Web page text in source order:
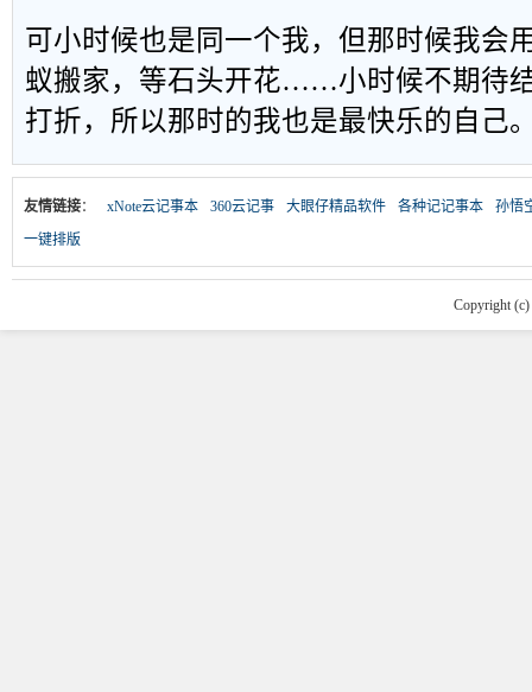
可小时候也是同一个我，但那时候我会
蚁搬家，等石头开花……小时候不期待
打折，所以那时的我也是最快乐的自己
友情链接： xNote云记事本 360云记事 大眼仔精品软件 各种记记事本
孙悟
一键排版
Copyright